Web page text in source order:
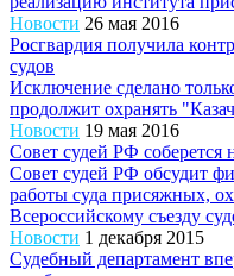
Новости 26 мая 2016
Росгвардия получила
судов
Исключение сделано
продолжит охранять
Новости 19 мая 2016
Совет судей РФ соберется
Совет судей РФ обсудит
работы суда присяжных,
Всероссийскому съезду
Новости 1 декабря 2015
Судебный департамент